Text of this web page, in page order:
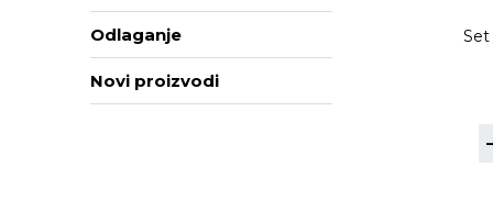
Odlaganje
Novi proizvodi
Set
–